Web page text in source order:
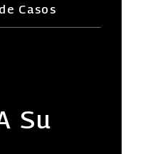
Casos
Su